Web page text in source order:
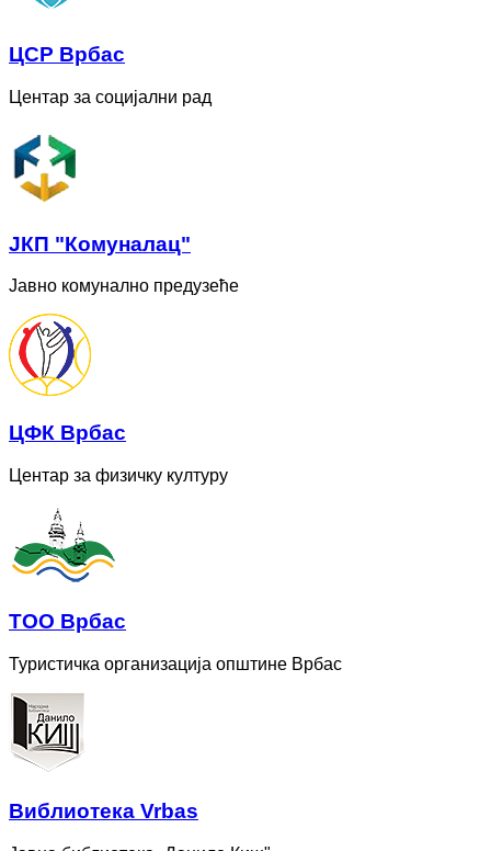
ЦСР Врбас
Центар за социјални рад
ЈКП "Комуналац"
Јавно комунално предузеће
ЦФК Врбас
Центар за физичку културу
ТОО Врбас
Туристичка организација општине Врбас
Bиблиотека Vrbas